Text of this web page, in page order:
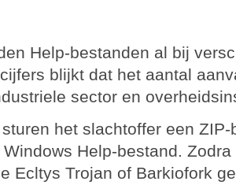
Help-bestanden al bij
blijkt dat het aantal
sector en
het slachtoffer een
Help-bestand.
Ecltys Trojan of Barkiofork